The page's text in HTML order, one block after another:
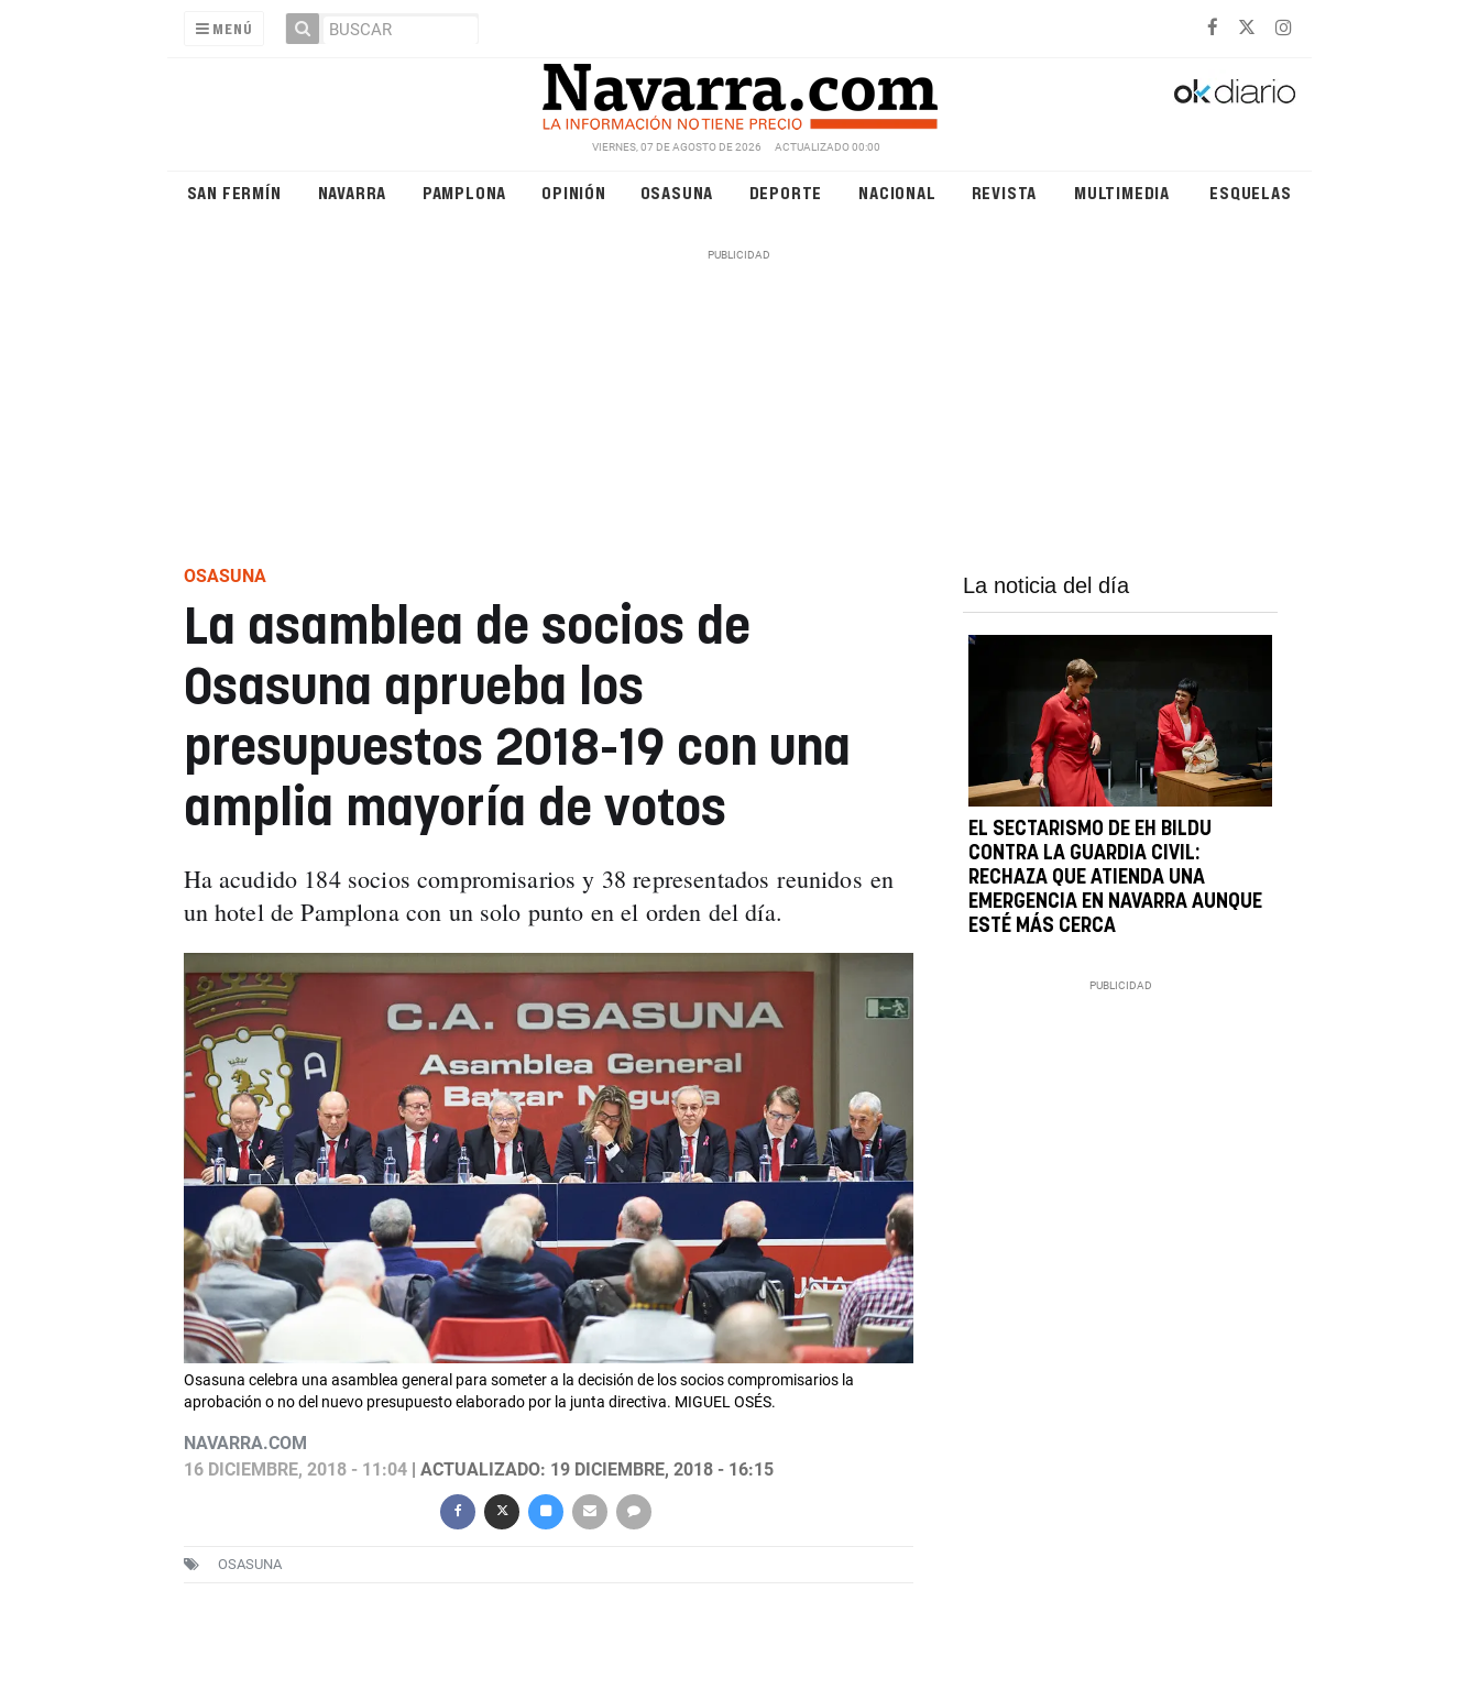
MENÚ
VIERNES, 07 DE AGOSTO DE 2026 ACTUALIZADO 00:00
SAN FERMÍN NAVARRA PAMPLONA OPINIÓN OSASUNA DEPORTE NACIONAL REVISTA MULTIMEDIA ESQUELAS
OSASUNA
La asamblea de socios de
Osasuna aprueba los
presupuestos 2018-19 con una
amplia mayoría de votos
Ha acudido 184 socios compromisarios y 38 representados reunidos en
un hotel de Pamplona con un solo punto en el orden del día.
Osasuna celebra una asamblea general para someter a la decisión de los socios compromisarios la
aprobación o no del nuevo presupuesto elaborado por la junta directiva. MIGUEL OSÉS.
NAVARRA.COM
16 DICIEMBRE, 2018 - 11:04| ACTUALIZADO: 19 DICIEMBRE, 2018 - 16:15
OSASUNA
La noticia del día
EL SECTARISMO DE EH BILDU
CONTRA LA GUARDIA CIVIL:
RECHAZA QUE ATIENDA UNA
EMERGENCIA EN NAVARRA AUNQUE
ESTÉ MÁS CERCA